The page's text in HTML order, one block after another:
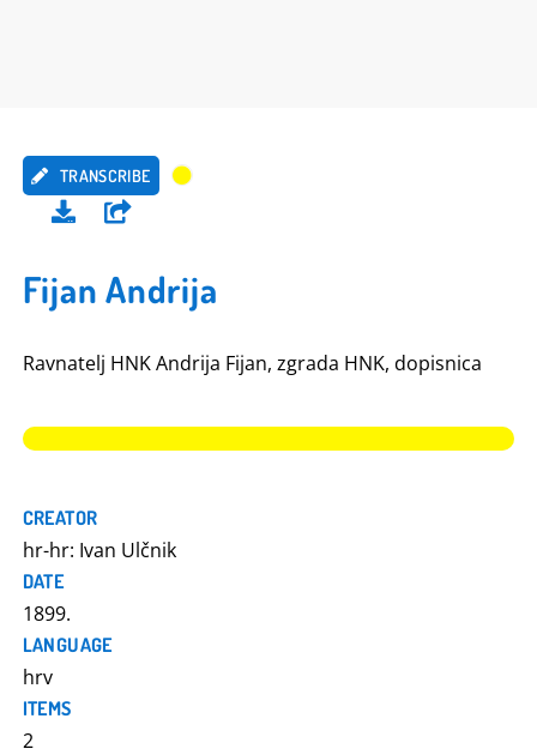
TRANSCRIBE
Fijan Andrija
Ravnatelj HNK Andrija Fijan, zgrada HNK, dopisnica
CREATOR
hr-hr: Ivan Ulčnik
DATE
1899.
LANGUAGE
hrv
ITEMS
2